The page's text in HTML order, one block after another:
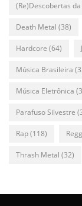
(Re)Descobertas
Death Metal (38)
Hardcore (64)
Música Brasileira
Música Eletrônica
Parafuso Silvestre
Rap(118)
Thrash Metal (32)